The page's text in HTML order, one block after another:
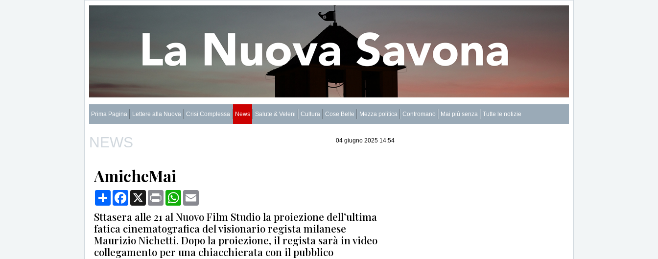
Prima Pagina Lettere alla Nuova Crisi Complessa News Salute & Veleni Cultura Cose Belle Mezza politica Contromano Mai più senza Tutte le notizie
NEWS 04 giugno 2025 14:54
AmicheMai
CondividiFacebook
X Print WhatsApp
Sttasera alle 21 al Nuovo Film Studio la proiezione dell’ultima
fatica cinematografica del visionario regista milanese
Maurizio Nichetti. Dopo la proiezione, il regista sarà in video
collegamento per una chiacchierata con il pubblico